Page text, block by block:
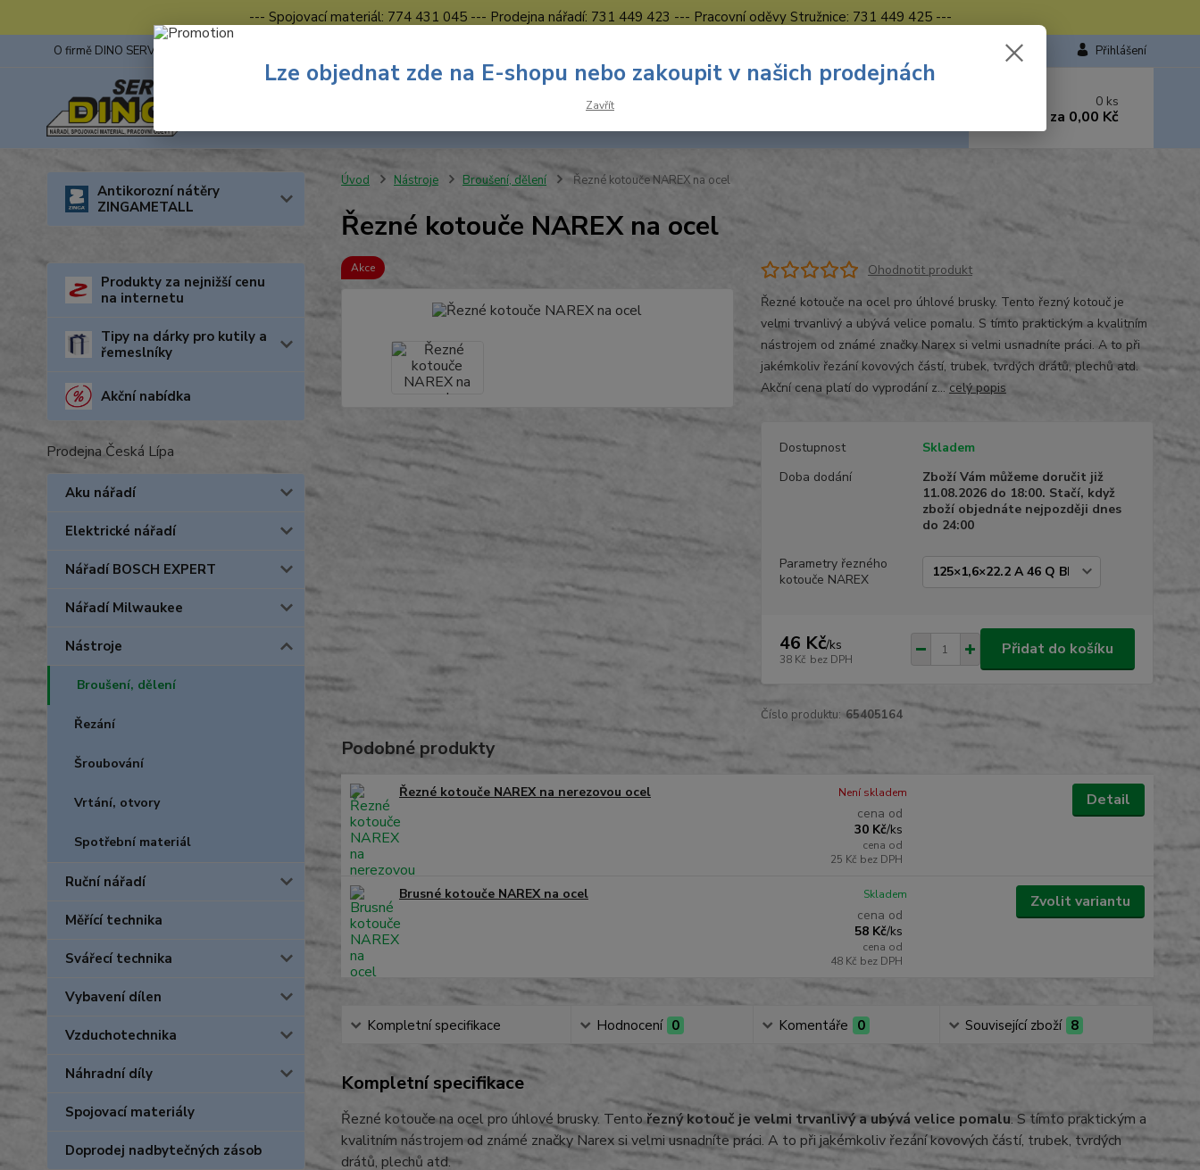
--- Spojovací materiál: 774 431 045 --- Prodejna nářadí: 731 449 423 --- Pracovní oděvy Stružnice: 731 449 425 ---
O firmě DINO SERVIS s.r.o. Přihlášení
Hledat
Nevíte si rady? Zavolejte.
0 ks
za 0,00 Kč
Antikorozní nátěry
ZINGAMETALL
Produkty za nejnižší cenu
na internetu
Tipy na dárky pro kutily a
řemeslníky
Akční nabídka
Prodejna Česká Lípa
Aku nářadí
Elektrické nářadí
Nářadí BOSCH EXPERT
Nářadí Milwaukee
Nástroje
Broušení, dělení
Řezání
Šroubování
Vrtání, otvory
Spotřební materiál
Ruční nářadí
Měřící technika
Svářecí technika
Vybavení dílen
Vzduchotechnika
Náhradní díly
Spojovací materiály
Doprodej nadbytečných zásob
Úvod Nástroje Broušení, dělení Řezné kotouče NAREX na ocel
Řezné kotouče NAREX na ocel
Akce
Ohodnotit produkt
Řezné kotouče na ocel pro úhlové brusky. Tento řezný kotouč je
velmi trvanlivý a ubývá velice pomalu. S tímto praktickým a kvalitním
nástrojem od známé značky Narex si velmi usnadníte práci. A to při
jakémkoliv řezání kovových částí, trubek, tvrdých drátů, plechů atd.
Akční cena platí do vyprodání z...celý popis
Dostupnost
Skladem
Doba dodání
Zboží Vám můžeme doručit již
11.08.2026 do 18:00. Stačí, když
zboží objednáte nejpozději dnes
do 24:00
Parametry řezného
kotouče NAREX
46 Kč/ks
38 Kč bez DPH
Přidat do košíku
Číslo produktu: 65405164
Podobné produkty
Řezné kotouče NAREX na nerezovou ocel
cena od
30 Kč/ks
cena od
25 Kč bez DPH
Není skladem Detail
Brusné kotouče NAREX na ocel
cena od
58 Kč/ks
cena od
48 Kč bez DPH
Skladem Zvolit variantu
Kompletní specifikace Hodnocení 0 Komentáře 0 Související zboží 8
Kompletní specifikace
Řezné kotouče na ocel pro úhlové brusky. Tentořezný kotouč je velmi trvanlivý a ubývá velice pomalu. S tímto praktickým a
kvalitním nástrojem od známé značky Narex si velmi usnadníte práci. A to při jakémkoliv řezání kovových částí, trubek, tvrdých
drátů, plechů atd.
Lze objednat zde na E-shopu nebo zakoupit v našich prodejnách
Zavřít